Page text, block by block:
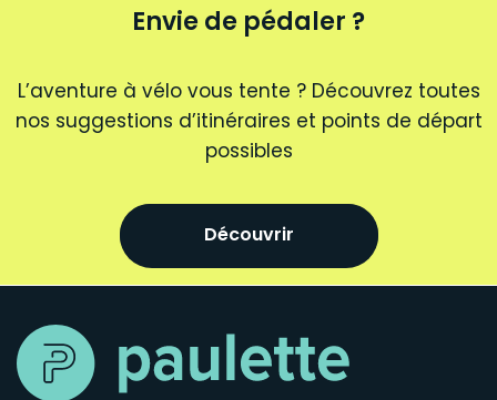
Envie de pédaler ?
L’aventure à vélo vous tente ? Découvrez toutes
nos suggestions d’itinéraires et points de départ
possibles
Découvrir